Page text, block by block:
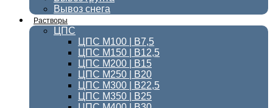
Вывоз снега
Растворы
ЦПС
ЦПС М100 | B7,5
ЦПС М150 | В12,5
ЦПС М200 | В15
ЦПС М250 | В20
ЦПС М300 | B22,5
ЦПС М350 | В25